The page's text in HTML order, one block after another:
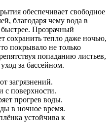
обеспечивает свободное
благодаря чему вода в
быстрее. Прозрачный
сохранить тепло даже ночью,
покрывало не только
попаданию листьев,
за бассейном.
загрязнений.
с поверхности.
прогрев воды.
в ночное время.
устойчива к